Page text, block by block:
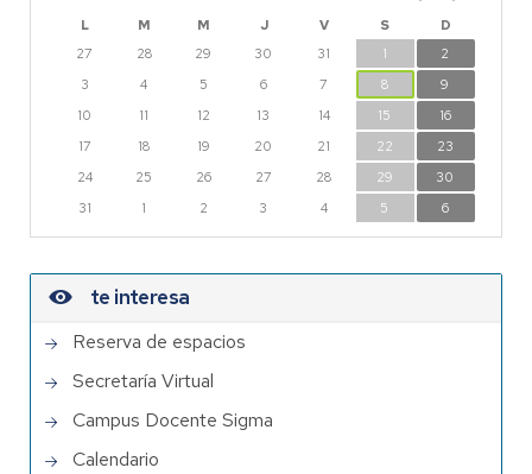
L M M J V S
D
27
28 29 30 31 1
2
3
4 5 6 7 8
9
10
11 12 13 14 15
16
17
18 19 20 21 22
23
24
25 26 27 28 29
30
31
1 2 3 4 5 6
te interesa
Reserva de espacios
Secretaría Virtual
Campus Docente Sigma
Calendario